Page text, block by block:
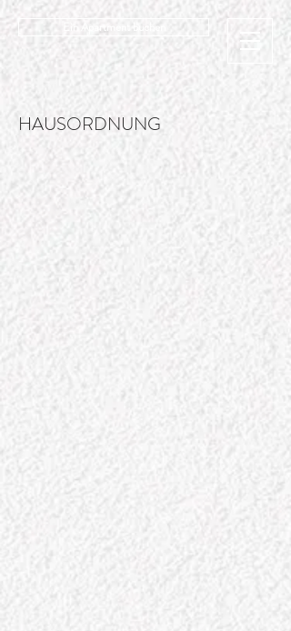
Ein Apartment buchen
HAUSORDNUNG